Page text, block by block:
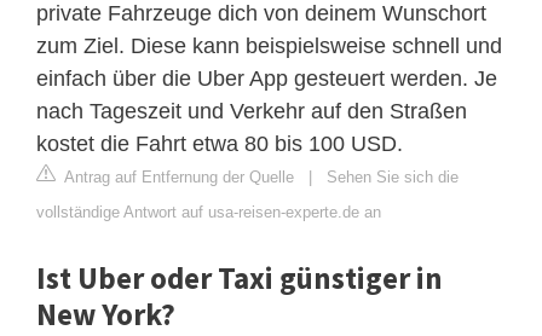
private Fahrzeuge dich von deinem Wunschort
zum Ziel. Diese kann beispielsweise schnell und
einfach über die Uber App gesteuert werden. Je
nach Tageszeit und Verkehr auf den Straßen
kostet die Fahrt etwa 80 bis 100 USD.
Antrag auf Entfernung der Quelle
Sehen Sie sich die
vollständige Antwort auf usa-reisen-experte.de an
Ist Uber oder Taxi günstiger in
New York?